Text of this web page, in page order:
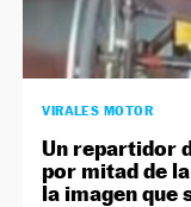
VIRALES MOTOR
Un repartidor
por mitad de
la imagen que